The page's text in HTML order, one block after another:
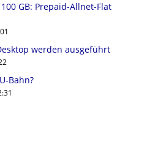
GB: Prepaid-Allnet-Flat
werden ausgeführt
Bahn?